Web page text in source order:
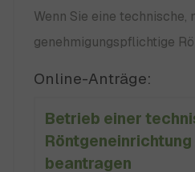
Wenn Sie eine technische,
genehmigungspflichtige
Strahlenschutz anzeigen.
Regierungspräsidium, in
Online-Anträge:
Betrieb einer
beantragen